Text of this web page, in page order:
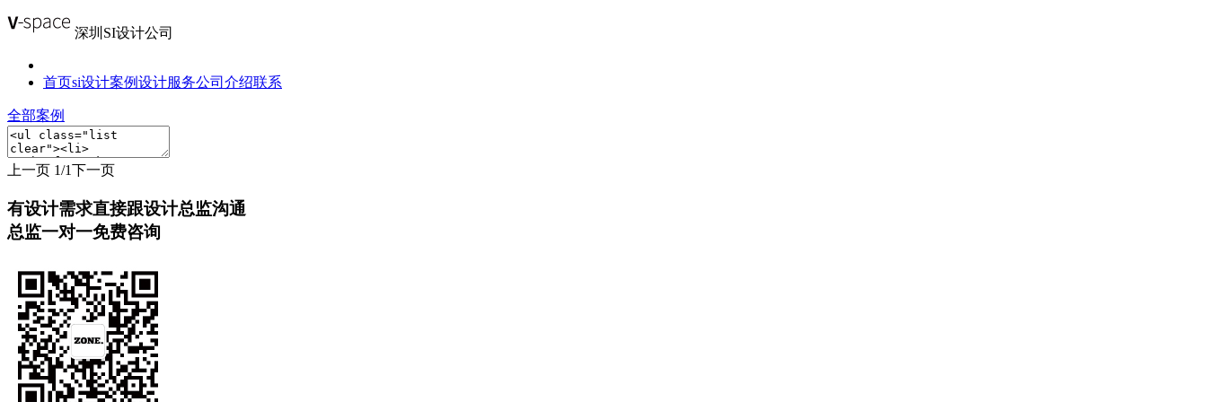
深圳SI设计公司
首页si设计案例设计服务公司介绍联系
全部案例
上一页 1/1下一页
有设计需求直接跟设计总监沟通
总监一对一免费咨询